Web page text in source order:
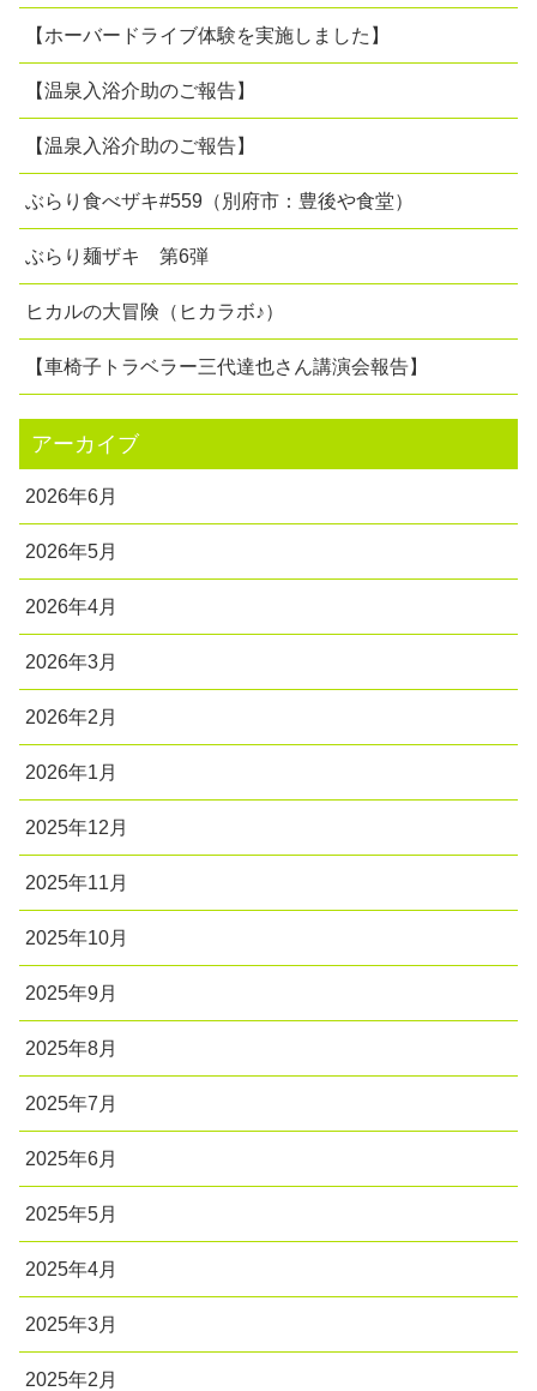
【ホーバードライブ体験を実施しました】
【温泉入浴介助のご報告】
【温泉入浴介助のご報告】
ぶらり食べザキ#559（別府市：豊後や食堂）
ぶらり麺ザキ 第6弾
ヒカルの大冒険（ヒカラボ♪）
【車椅子トラベラー三代達也さん講演会報告】
アーカイブ
2026年6月
2026年5月
2026年4月
2026年3月
2026年2月
2026年1月
2025年12月
2025年11月
2025年10月
2025年9月
2025年8月
2025年7月
2025年6月
2025年5月
2025年4月
2025年3月
2025年2月